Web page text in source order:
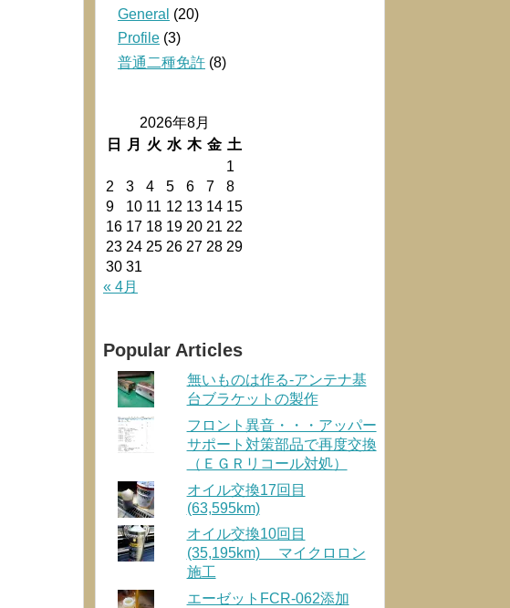
General (20)
Profile (3)
普通二種免許 (8)
2026年8月
日
月 火 水 木 金 土
1
2
3 4 5 6 7
8
9
10 11 12 13 14 15
16 17 18 19 20 21 22
23 24 25 26 27 28 29
30 31
« 4月
Popular Articles
無いものは作る-アンテナ基
台ブラケットの製作
フロント異音・・・アッパー
サポート対策部品で再度交換
（ＥＧＲリコール対処）
オイル交換17回目
(63,595km)
オイル交換10回目
(35,195km) マイクロロン
施工
エーゼットFCR-062添加